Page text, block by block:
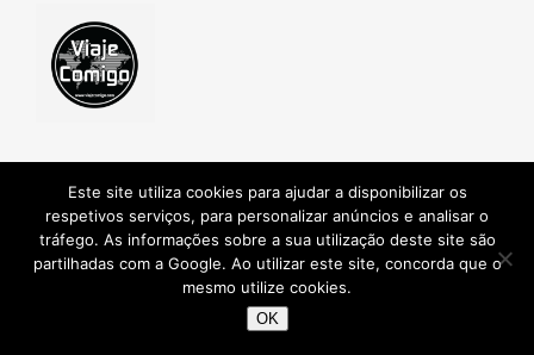
Informação
Contactos
Este site utiliza cookies para ajudar a disponibilizar os
respetivos serviços, para personalizar anúncios e analisar o
tráfego. As informações sobre a sua utilização deste site são
partilhadas com a Google. Ao utilizar este site, concorda que o
mesmo utilize cookies.
OK